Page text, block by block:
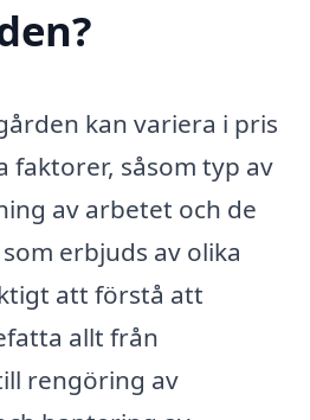
kan variera i pris
faktorer, såsom typ av
av arbetet och de
erbjuds av olika
att förstå att
allt från
rengöring av